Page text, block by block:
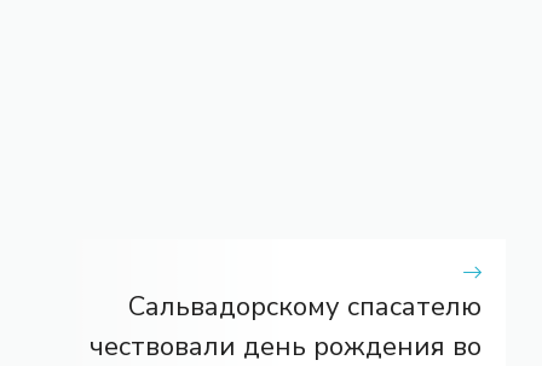
Сальвадорскому спасателю
чествовали день рождения во